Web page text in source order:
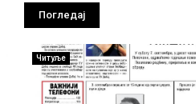
Погледај
Читуље